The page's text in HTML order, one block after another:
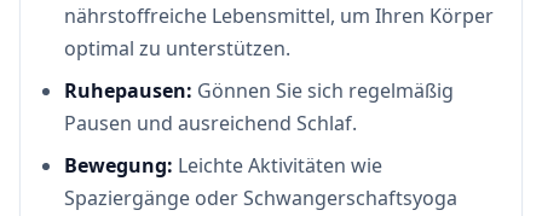
nährstoffreiche Lebensmittel, um Ihren Körper
optimal zu unterstützen.
Ruhepausen: Gönnen Sie sich regelmäßig
Pausen und ausreichend Schlaf.
Bewegung: Leichte Aktivitäten wie
Spaziergänge oder Schwangerschaftsyoga